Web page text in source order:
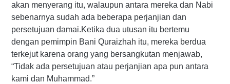
akan menyerang itu, walaupun antara mereka dan Nabi
sebenarnya sudah ada beberapa perjanjian dan
persetujuan damai.Ketika dua utusan itu bertemu
dengan pemimpin Bani Quraizhah itu, mereka berdua
terkejut karena orang yang bersangkutan menjawab,
“Tidak ada persetujuan atau perjanjian apa pun antara
kami dan Muhammad.”